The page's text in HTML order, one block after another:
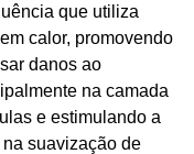
que utiliza
calor, promovendo
danos ao
na camada
e estimulando a
suavização de